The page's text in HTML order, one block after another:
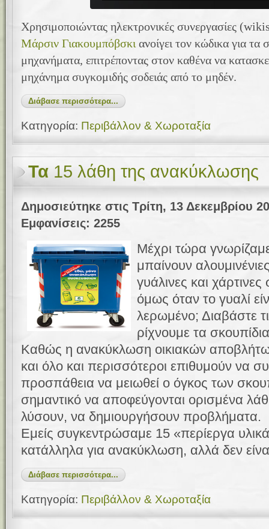
Χρησιμοποιώντας ηλεκτρονικές συνεργασίες
Μάρσιν Γιακουμπόβσκι ανοίγει τον κώδικα για τα
μηχανήματα, επιτρέποντας στον καθένα να
μηχάνημα συγκομιδής σοδειάς από το μηδέν.
Διάβασε περισσότερα...
Κατηγορία: Περιβάλλον & Χωροταξία
Τα 15 λάθη της ανακύκλωσης
Δημοσιεύτηκε στις Τρίτη, 13 Δεκεμβρίου
Εμφανίσεις: 2255
Μέχρι τώρα
μπαίνουν
γυάλινες και χάρτινες
όμως όταν το γυαλί
λερωμένο; Διαβάστε
ρίχνουμε τα
Καθώς η ανακύκλωση οικιακών
και όλο και περισσότεροι επιθυμούν να
προσπάθεια να μειωθεί ο όγκος των
σημαντικό να αποφεύγονται ορισμένα
λύσουν, να δημιουργήσουν προβλήματα.
Εμείς συγκεντρώσαμε 15 «περίεργα
κατάλληλα για ανακύκλωση, αλλά δεν
Διάβασε περισσότερα...
Κατηγορία: Περιβάλλον & Χωροταξία